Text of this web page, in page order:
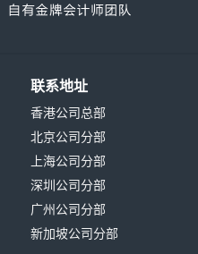
联系地址
香港公司总部
北京公司分部
上海公司分部
深圳公司分部
广州公司分部
新加坡公司分部